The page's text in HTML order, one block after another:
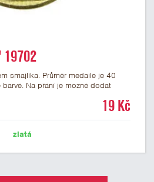
19702
smajlíka. Průměr medaile je 40
Na přání je možné dodat
gravírováním vlastního textu19 Kč
zlatá